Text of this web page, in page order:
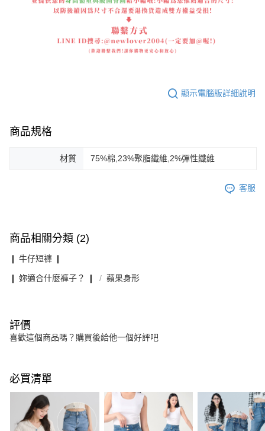
顯示電腦版詳細說明
商品規格
材質 75%棉,23%聚脂纖維,2%彈性纖維
客服
商品相關分類 (2)
❙ 牛仔短褲 ❙
❙ 妳適合什麼褲子？ ❙ 蘋果身形
評價
喜歡這個商品嗎？購買後給他一個好評吧
必買清單